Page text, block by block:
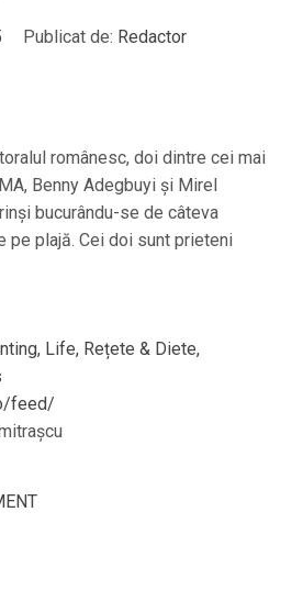
Publicat de: Redactor
românesc, doi dintre cei mai
Benny Adegbuyi și Mirel
bucurându-se de câteva
pe plajă. Cei doi sunt prieteni
Life, Rețete & Diete,
feed/